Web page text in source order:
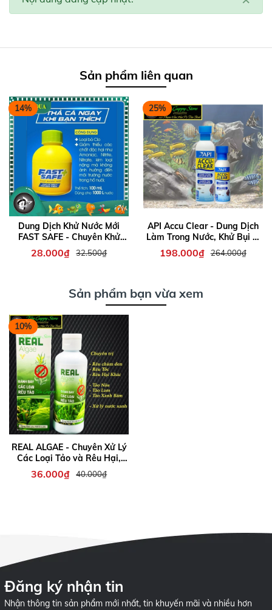
Sản phẩm liên quan
14%
Dung Dịch Khử Nước Mới
FAST SAFE - Chuyên Khử
Clo và Loại Bỏ Kim Loại
Nặng trong Nước
28.000₫ 32.500₫
25%
API Accu Clear - Dung Dịch
Làm Trong Nước, Khử Bụi Li
ti, Lặn Cặn Cực Nhanh Cho
Hồ Thủy Sinh, Hồ Cá Cảnh
198.000₫ 264.000₫
Sản phẩm bạn vừa xem
10%
REAL ALGAE - Chuyên Xử Lý
Các Loại Tảo và Rêu Hại,
Nước Xanh cho Hồ Cá Cảnh
36.000₫ 40.000₫
Đăng ký nhận tin
Nhận thông tin sản phẩm mới nhất, tin khuyến mãi và nhiều hơn